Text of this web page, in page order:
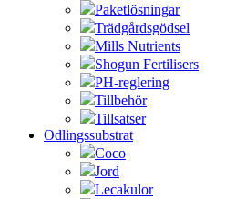
Paketlösningar
Trädgårdsgödsel
Mills Nutrients
Shogun Fertilisers
PH-reglering
Tillbehör
Tillsatser
Odlingssubstrat
Coco
Jord
Lecakulor